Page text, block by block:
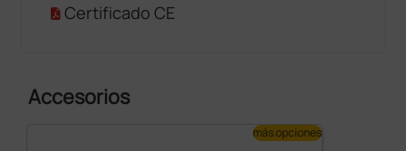
Certificado CE
Accesorios
más opciones